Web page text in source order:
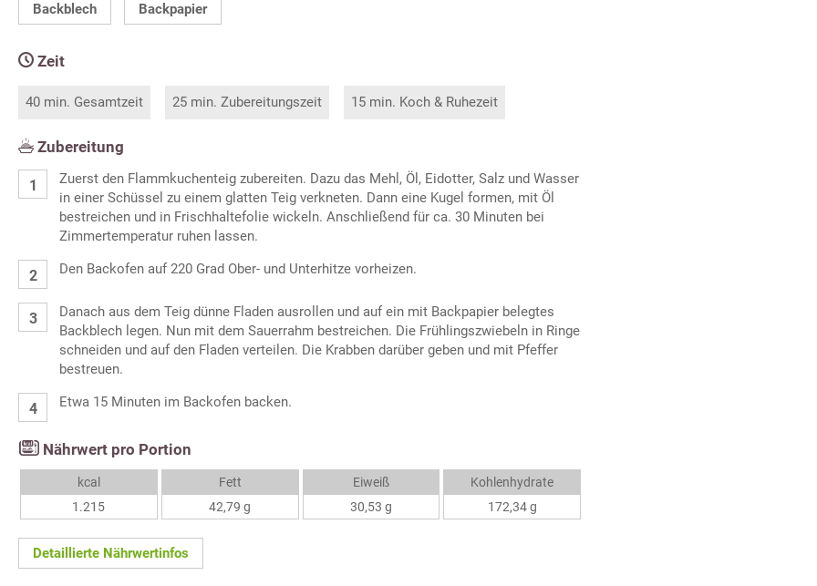
Backblech Backpapier
Zeit
40 min. Gesamtzeit 25 min. Zubereitungszeit 15 min. Koch & Ruhezeit
Zubereitung
Zuerst den Flammkuchenteig zubereiten. Dazu das Mehl, Öl, Eidotter, Salz und Wasser
in einer Schüssel zu einem glatten Teig verkneten. Dann eine Kugel formen, mit Öl
bestreichen und in Frischhaltefolie wickeln. Anschließend für ca. 30 Minuten bei
Zimmertemperatur ruhen lassen.
Den Backofen auf 220 Grad Ober- und Unterhitze vorheizen.
Danach aus dem Teig dünne Fladen ausrollen und auf ein mit Backpapier belegtes
Backblech legen. Nun mit dem Sauerrahm bestreichen. Die Frühlingszwiebeln in Ringe
schneiden und auf den Fladen verteilen. Die Krabben darüber geben und mit Pfeffer
bestreuen.
Etwa 15 Minuten im Backofen backen.
Nährwert pro Portion
kcal
1.215
Fett
42,79 g
Eiweiß
30,53 g
Kohlenhydrate
172,34 g
Detaillierte Nährwertinfos